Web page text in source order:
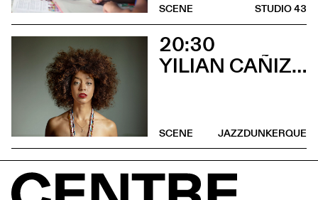
STUDIO 43
SCENE
20:30
YILIAN CAÑIZARES
JAZZDUNKERQUE
SCENE